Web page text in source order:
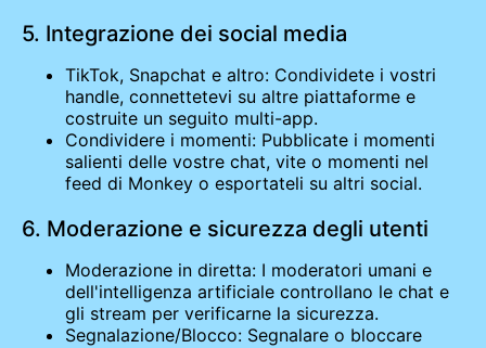
5. Integrazione dei social media
TikTok, Snapchat e altro: Condividete i vostri
handle, connettetevi su altre piattaforme e
costruite un seguito multi-app.
Condividere i momenti: Pubblicate i momenti
salienti delle vostre chat, vite o momenti nel
feed di Monkey o esportateli su altri social.
6. Moderazione e sicurezza degli utenti
Moderazione in diretta: I moderatori umani e
dell'intelligenza artificiale controllano le chat e
gli stream per verificarne la sicurezza.
Segnalazione/Blocco: Segnalare o bloccare